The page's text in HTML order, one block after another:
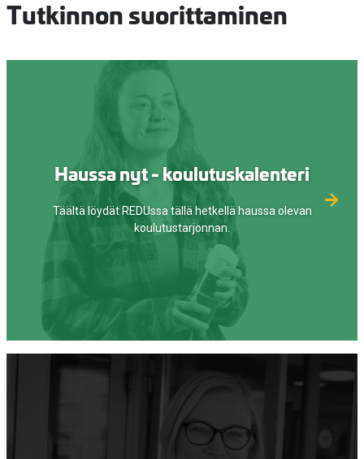
Tutkinnon suorittaminen
Haussa nyt - koulutuskalenteri
Täältä löydät REDUssa tällä hetkellä haussa olevan
koulutustarjonnan.